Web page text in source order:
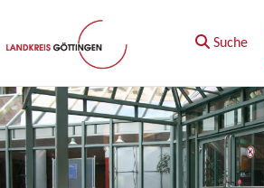
Zum Hauptinhalt springen
Suche